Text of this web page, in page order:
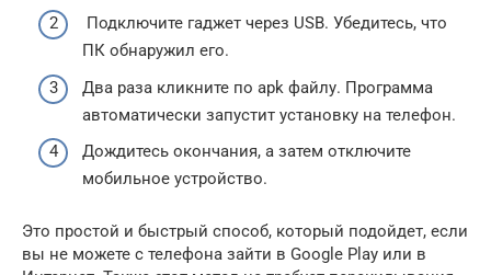
Подключите гаджет через USB. Убедитесь, что
ПК обнаружил его.
Два раза кликните по apk файлу. Программа
автоматически запустит установку на телефон.
Дождитесь окончания, а затем отключите
мобильное устройство.
Это простой и быстрый способ, который подойдет, если
вы не можете с телефона зайти в Google Play или в